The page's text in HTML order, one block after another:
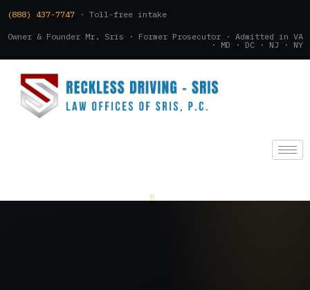
(888) 437-7747 · Toll-free intake
Owner & Founder Mr. Sris · Former Prosecutor · Admitted in VA
· MD · DC · NJ · NY